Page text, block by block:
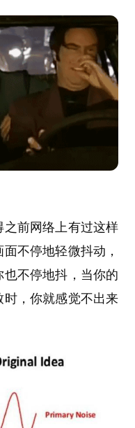
前网络上有过这样
不停地轻微抖动，
不停地抖，当你的
，你就感觉不出来